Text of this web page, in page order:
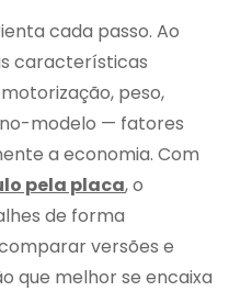
cada passo. Ao
características
peso,
modelo — fatores
a economia. Com
pela placa, o
de forma
versões e
que melhor se encaixa